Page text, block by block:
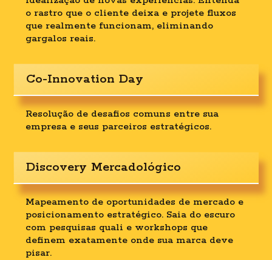
o rastro que o cliente deixa e projete fluxos
que realmente funcionam, eliminando
gargalos reais.
Co-Innovation Day
Resolução de desafios comuns entre sua
empresa e seus parceiros estratégicos.
Discovery Mercadológico
Mapeamento de oportunidades de mercado e
posicionamento estratégico. Saia do escuro
com pesquisas quali e workshops que
definem exatamente onde sua marca deve
pisar.